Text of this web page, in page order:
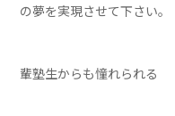
の夢を実現させて下さい。
碩学ゼミナー
輩塾生からも憧れられる